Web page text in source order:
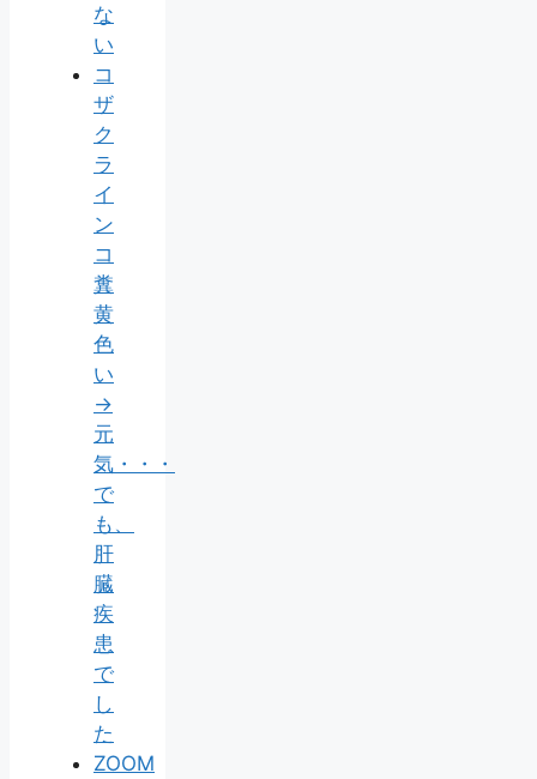
な
い
コ
ザ
ク
ラ
イ
ン
コ
糞
黄
色
い
→
元
気・・・
で
も、
肝
臓
疾
患
で
し
た
ZOOM